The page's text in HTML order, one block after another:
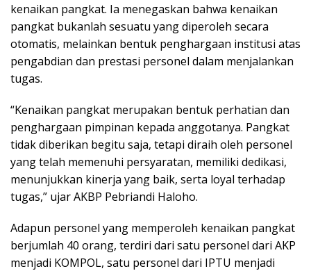
kenaikan pangkat. Ia menegaskan bahwa kenaikan
pangkat bukanlah sesuatu yang diperoleh secara
otomatis, melainkan bentuk penghargaan institusi atas
pengabdian dan prestasi personel dalam menjalankan
tugas.
“Kenaikan pangkat merupakan bentuk perhatian dan
penghargaan pimpinan kepada anggotanya. Pangkat
tidak diberikan begitu saja, tetapi diraih oleh personel
yang telah memenuhi persyaratan, memiliki dedikasi,
menunjukkan kinerja yang baik, serta loyal terhadap
tugas,” ujar AKBP Pebriandi Haloho.
Adapun personel yang memperoleh kenaikan pangkat
berjumlah 40 orang, terdiri dari satu personel dari AKP
menjadi KOMPOL, satu personel dari IPTU menjadi